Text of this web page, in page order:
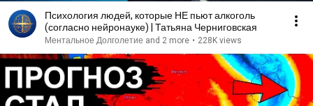
Психология людей, которые НЕ пьют алкоголь
(согласно нейронауке) | Татьяна Черниговская
Ментальное Долголетие and 2 more • 228K views